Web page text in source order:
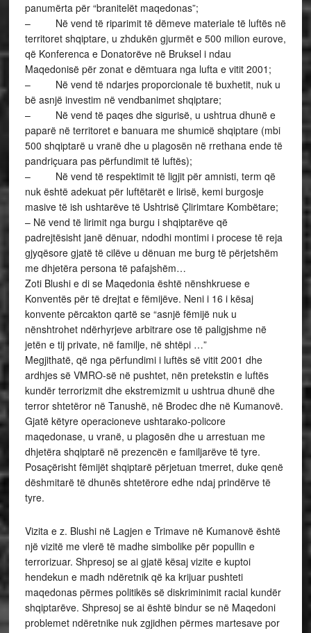
panumërta për “branitelët maqedonas”;
– Në vend të riparimit të dëmeve materiale të luftës në
territoret shqiptare, u zhdukën gjurmët e 500 milion eurove,
që Konferenca e Donatorëve në Bruksel i ndau
Maqedonisë për zonat e dëmtuara nga lufta e vitit 2001;
– Në vend të ndarjes proporcionale të buxhetit, nuk u
bë asnjë investim në vendbanimet shqiptare;
– Në vend të paqes dhe sigurisë, u ushtrua dhunë e
paparë në territoret e banuara me shumicë shqiptare (mbi
500 shqiptarë u vranë dhe u plagosën në rrethana ende të
pandriçuara pas përfundimit të luftës);
– Në vend të respektimit të ligjit për amnisti, term që
nuk është adekuat për luftëtarët e lirisë, kemi burgosje
masive të ish ushtarëve të Ushtrisë Çlirimtare Kombëtare;
– Në vend të lirimit nga burgu i shqiptarëve që
padrejtësisht janë dënuar, ndodhi montimi i procese të reja
gjyqësore gjatë të cilëve u dënuan me burg të përjetshëm
me dhjetëra persona të pafajshëm…
Zoti Blushi e di se Maqedonia është nënshkruese e
Konventës për të drejtat e fëmijëve. Neni i 16 i kësaj
konvente përcakton qartë se “asnjë fëmijë nuk u
nënshtrohet ndërhyrjeve arbitrare ose të paligjshme në
jetën e tij private, në familje, në shtëpi …”
Megjithatë, që nga përfundimi i luftës së vitit 2001 dhe
ardhjes së VMRO-së në pushtet, nën pretekstin e luftës
kundër terrorizmit dhe ekstremizmit u ushtrua dhunë dhe
terror shtetëror në Tanushë, në Brodec dhe në Kumanovë.
Gjatë këtyre operacioneve ushtarako-policore
maqedonase, u vranë, u plagosën dhe u arrestuan me
dhjetëra shqiptarë në prezencën e familjarëve të tyre.
Posaçërisht fëmijët shqiptarë përjetuan tmerret, duke qenë
dëshmitarë të dhunës shtetërore edhe ndaj prindërve të
tyre.
Vizita e z. Blushi në Lagjen e Trimave në Kumanovë është
një vizitë me vlerë të madhe simbolike për popullin e
terrorizuar. Shpresoj se ai gjatë kësaj vizite e kuptoi
hendekun e madh ndëretnik që ka krijuar pushteti
maqedonas përmes politikës së diskriminimit racial kundër
shqiptarëve. Shpresoj se ai është bindur se në Maqedoni
problemet ndëretnike nuk zgjidhen përmes martesave por